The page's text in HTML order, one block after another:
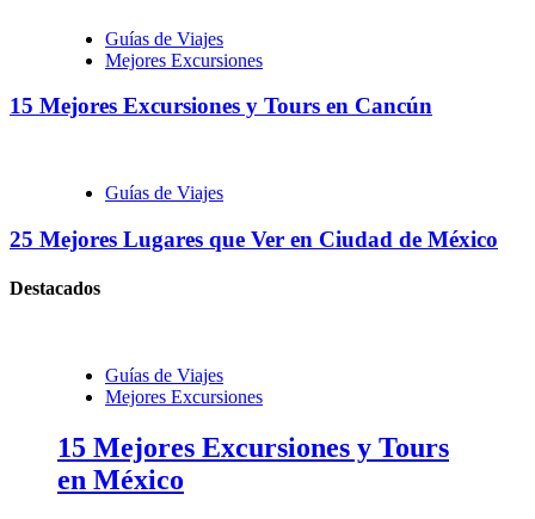
Guías de Viajes
Mejores Excursiones
15 Mejores Excursiones y Tours en Cancún
Guías de Viajes
25 Mejores Lugares que Ver en Ciudad de México
Destacados
Guías de Viajes
Mejores Excursiones
15 Mejores Excursiones y Tours
en México